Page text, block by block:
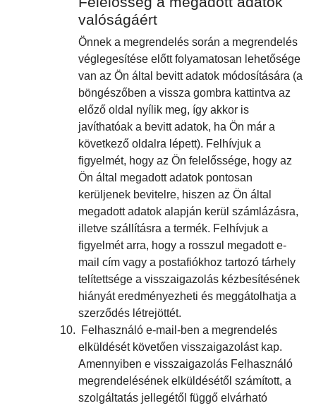
valóságáért
Önnek a megrendelés során a megrendelés
véglegesítése előtt folyamatosan lehetősége
van az Ön által bevitt adatok módosítására (a
böngészőben a vissza gombra kattintva az
előző oldal nyílik meg, így akkor is
javíthatóak a bevitt adatok, ha Ön már a
következő oldalra lépett). Felhívjuk a
figyelmét, hogy az Ön felelőssége, hogy az
Ön által megadott adatok pontosan
kerüljenek bevitelre, hiszen az Ön által
megadott adatok alapján kerül számlázásra,
illetve szállításra a termék. Felhívjuk a
figyelmét arra, hogy a rosszul megadott e-
mail cím vagy a postafiókhoz tartozó tárhely
telítettsége a visszaigazolás kézbesítésének
hiányát eredményezheti és meggátolhatja a
szerződés létrejöttét.
Felhasználó e-mail-ben a megrendelés
elküldését követően visszaigazolást kap.
Amennyiben e visszaigazolás Felhasználó
megrendelésének elküldésétől számított, a
szolgáltatás jellegétől függő elvárható